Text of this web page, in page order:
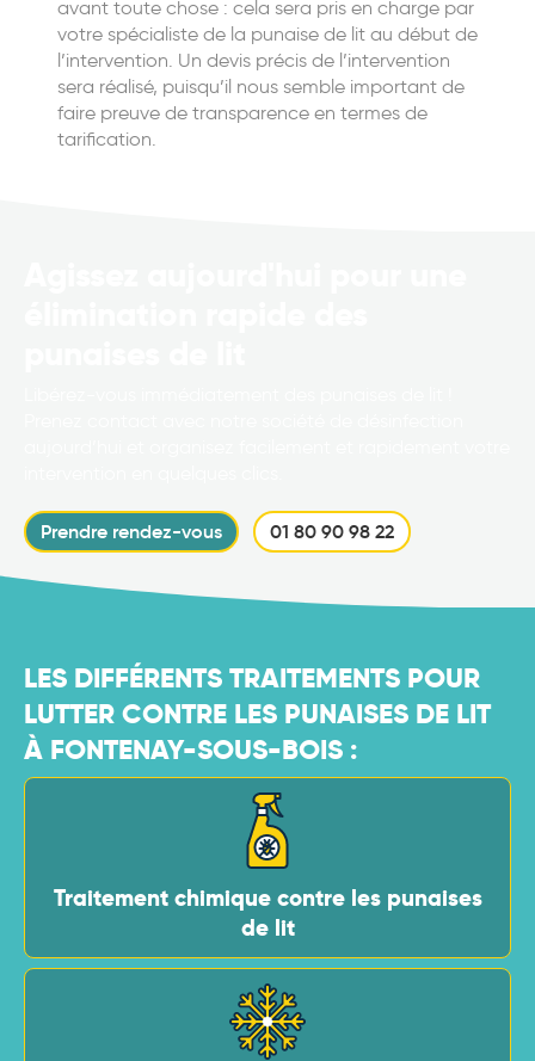
avant toute chose : cela sera pris en charge par
votre spécialiste de la punaise de lit au début de
l’intervention. Un devis précis de l’intervention
sera réalisé, puisqu’il nous semble important de
faire preuve de transparence en termes de
tarification.
Prendre rendez-vous 01 80 90 98 22
LES DIFFÉRENTS TRAITEMENTS POUR
LUTTER CONTRE LES PUNAISES DE LIT
À FONTENAY-SOUS-BOIS :
Traitement chimique contre les punaises
de lit